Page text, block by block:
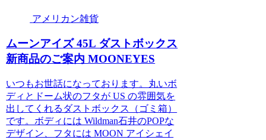
アメリカン雑貨
ムーンアイズ 45L ダストボックス
新商品のご案内 MOONEYES
いつもお世話になっております。丸いボ
ディとドーム状のフタが US の雰囲気を
出してくれるダストボックス（ゴミ箱）
です。ボディには Wildman石井のPOPな
デザイン、フタには MOON アイシェイ